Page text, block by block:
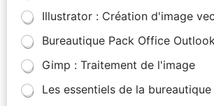
Illustrator : Création d'image
Bureautique Pack Office
Gimp : Traitement de l'image
Les essentiels de la bureautique